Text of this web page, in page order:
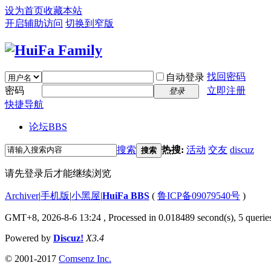
设为首页收藏本站
开启辅助访问 切换到窄版
自动登录 找回密码
密码
登录
立即注册
快捷导航
论坛BBS
搜索 搜索 热搜: 活动 交友 discuz
请先登录后才能继续浏览
Archiver|手机版|小黑屋|HuiFa BBS ( 鲁ICP备09079540号 )
GMT+8, 2026-8-6 13:24 , Processed in 0.018489 second(s), 5
Powered by Discuz! X3.4
© 2001-2017 Comsenz Inc.